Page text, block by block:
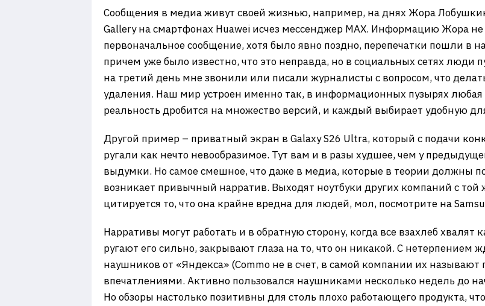
Сообщения в медиа живут своей жизнью, например, на днях Жора
Gallery на смартфонах Huawei исчез мессенджер MAX. Информацию Жора
первоначальное сообщение, хотя было явно поздно, перепечатки пошли в
причем уже было известно, что это неправда, но в социальных сетях люди
на третий день мне звонили или писали журналисты с вопросом, что
удаления. Наш мир устроен именно так, в информационных пузырях
реальность дробится на множество версий, и каждый выбирает удобную
Другой пример – приватный экран в Galaxy S26 Ultra, который с подачи
ругали как нечто невообразимое. Тут вам и в разы худшее, чем у
выдумки. Но самое смешное, что даже в медиа, которые в теории должны
возникает привычный нарратив. Выходят ноутбуки других компаний с той
цитируется то, что она крайне вредна для людей, мол, посмотрите на
Нарративы могут работать и в обратную сторону, когда все взахлеб
ругают его сильно, закрывают глаза на то, что он никакой. С нетерпением
наушников от «Яндекса» (Commo не в счет, в самой компании их
впечатлениями. Активно пользовался наушниками несколько недель до
Но обзоры настолько позитивны для столь плохо работающего продукта,